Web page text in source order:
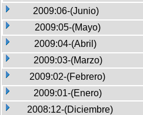
2009:06-(Junio)
2009:05-(Mayo)
2009:04-(Abril)
2009:03-(Marzo)
2009:02-(Febrero)
2009:01-(Enero)
2008:12-(Diciembre)